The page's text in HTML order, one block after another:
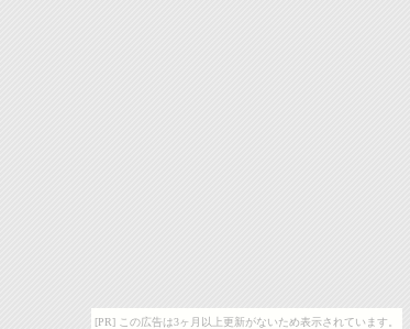
[PR] この広告は3ヶ月以上更新がないため表示されています。